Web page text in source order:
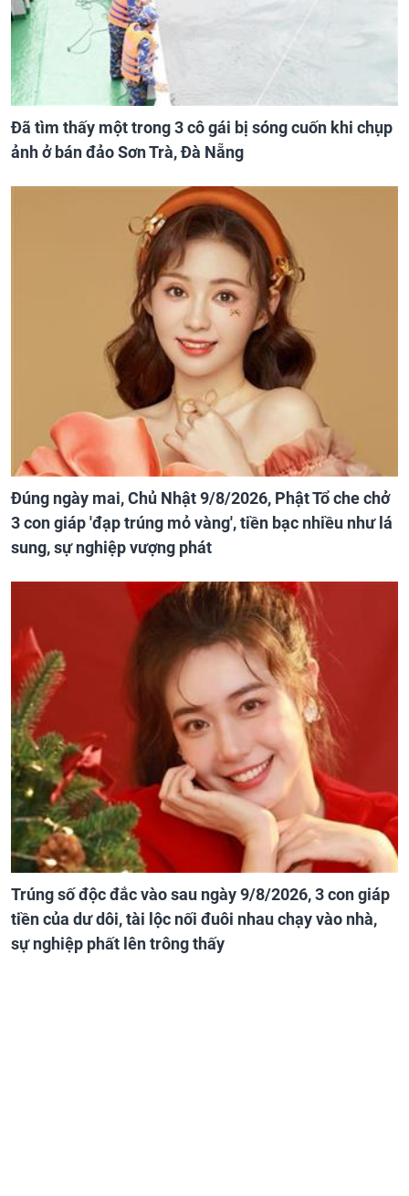
Đã tìm thấy một trong 3 cô gái bị sóng cuốn khi chụp
ảnh ở bán đảo Sơn Trà, Đà Nẵng
Đúng ngày mai, Chủ Nhật 9/8/2026, Phật Tổ che chở
3 con giáp 'đạp trúng mỏ vàng', tiền bạc nhiều như lá
sung, sự nghiệp vượng phát
Trúng số độc đắc vào sau ngày 9/8/2026, 3 con giáp
tiền của dư dôi, tài lộc nối đuôi nhau chạy vào nhà,
sự nghiệp phất lên trông thấy